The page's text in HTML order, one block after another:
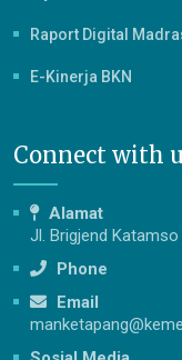
Raport Digital
E-Kinerja BKN
Connect with
Alamat
Jl. Brigjend Katamso
Phone
Email